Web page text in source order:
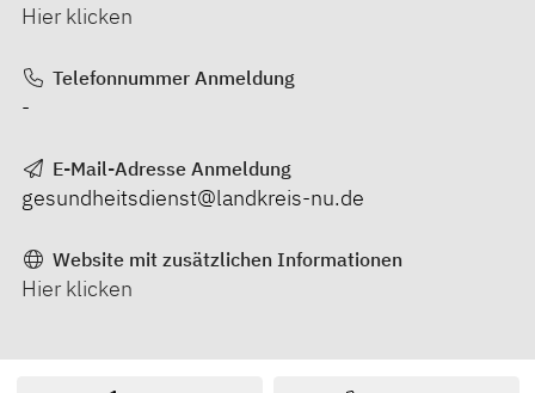
Hier klicken
Telefonnummer Anmeldung
-
E-Mail-Adresse Anmeldung
gesundheitsdienst@landkreis-nu.de
Website mit zusätzlichen Informationen
Hier klicken